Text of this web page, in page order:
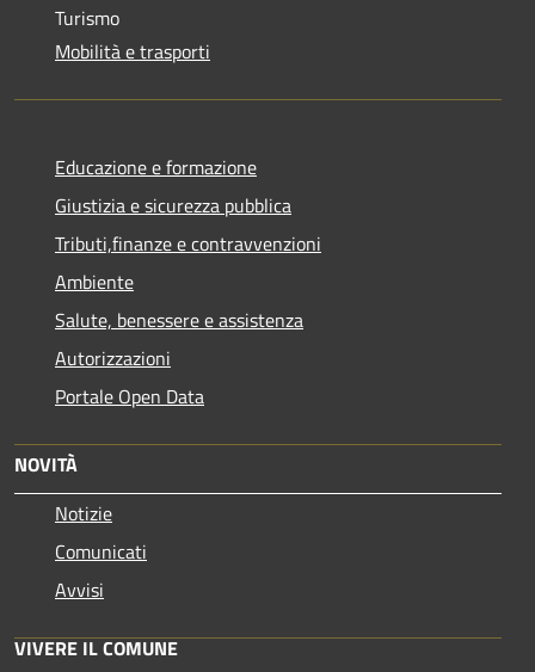
Turismo
Mobilità e trasporti
Educazione e formazione
Giustizia e sicurezza pubblica
Tributi,finanze e contravvenzioni
Ambiente
Salute, benessere e assistenza
Autorizzazioni
Portale Open Data
NOVITÀ
Notizie
Comunicati
Avvisi
VIVERE IL COMUNE